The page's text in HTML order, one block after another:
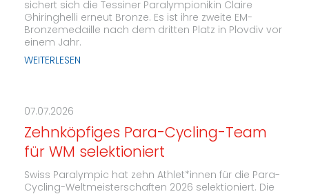
sichert sich die Tessiner Paralympionikin Claire
Ghiringhelli erneut Bronze. Es ist ihre zweite EM-
Bronzemedaille nach dem dritten Platz in Plovdiv vor
einem Jahr.
WEITERLESEN
07.07.2026
Zehnköpfiges Para-Cycling-Team
für WM selektioniert
Swiss Paralympic hat zehn Athlet*innen für die Para-
Cycling-Weltmeisterschaften 2026 selektioniert. Die